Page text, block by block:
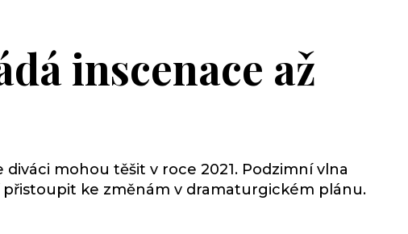
inscenace až
mohou těšit v roce 2021. Podzimní vlna
ke změnám v dramaturgickém plánu.